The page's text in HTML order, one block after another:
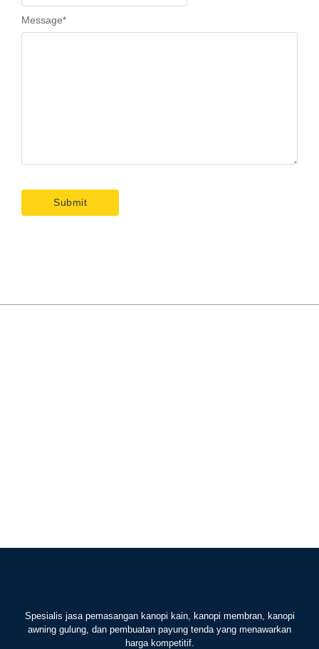
Message*
Spesialis jasa pemasangan kanopi kain, kanopi membran, kanopi
awning gulung, dan pembuatan payung tenda yang menawarkan
harga kompetitif.